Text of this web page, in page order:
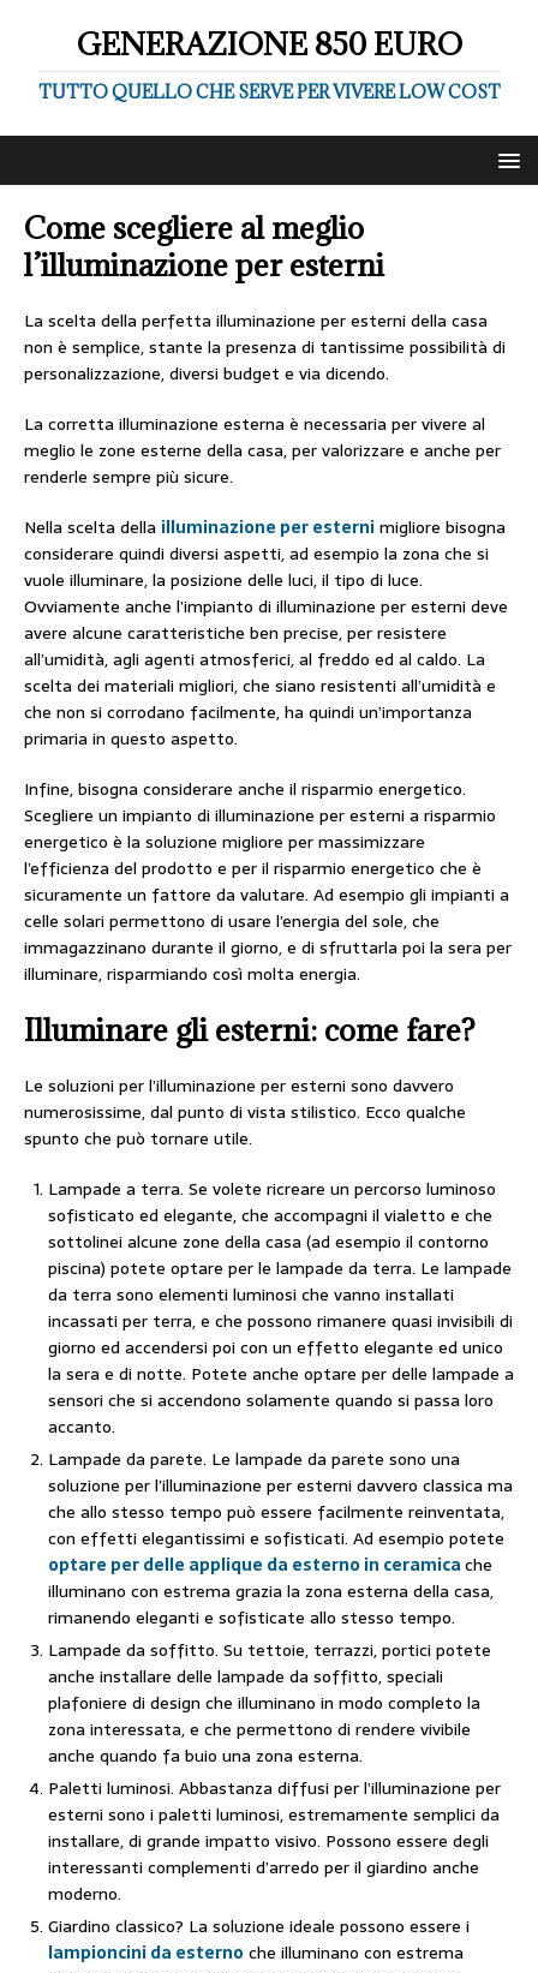
GENERAZIONE 850 EURO
TUTTO QUELLO CHE SERVE PER VIVERE LOW COST
Come scegliere al meglio
l’illuminazione per esterni
La scelta della perfetta illuminazione per esterni della casa
non è semplice, stante la presenza di tantissime possibilità di
personalizzazione, diversi budget e via dicendo.
La corretta illuminazione esterna è necessaria per vivere al
meglio le zone esterne della casa, per valorizzare e anche per
renderle sempre più sicure.
Nella scelta della illuminazione per esternimigliore bisogna
considerare quindi diversi aspetti, ad esempio la zona che si
vuole illuminare, la posizione delle luci, il tipo di luce.
Ovviamente anche l’impianto di illuminazione per esterni deve
avere alcune caratteristiche ben precise, per resistere
all’umidità, agli agenti atmosferici, al freddo ed al caldo. La
scelta dei materiali migliori, che siano resistenti all’umidità e
che non si corrodano facilmente, ha quindi un’importanza
primaria in questo aspetto.
Infine, bisogna considerare anche il risparmio energetico.
Scegliere un impianto di illuminazione per esterni a risparmio
energetico è la soluzione migliore per massimizzare
l’efficienza del prodotto e per il risparmio energetico che è
sicuramente un fattore da valutare. Ad esempio gli impianti a
celle solari permettono di usare l’energia del sole, che
immagazzinano durante il giorno, e di sfruttarla poi la sera per
illuminare, risparmiando così molta energia.
Illuminare gli esterni: come fare?
Le soluzioni per l’illuminazione per esterni sono davvero
numerosissime, dal punto di vista stilistico. Ecco qualche
spunto che può tornare utile.
Lampade a terra. Se volete ricreare un percorso luminoso
sofisticato ed elegante, che accompagni il vialetto e che
sottolinei alcune zone della casa (ad esempio il contorno
piscina) potete optare per le lampade da terra. Le lampade
da terra sono elementi luminosi che vanno installati
incassati per terra, e che possono rimanere quasi invisibili di
giorno ed accendersi poi con un effetto elegante ed unico
la sera e di notte. Potete anche optare per delle lampade a
sensori che si accendono solamente quando si passa loro
accanto.
Lampade da parete. Le lampade da parete sono una
soluzione per l’illuminazione per esterni davvero classica ma
che allo stesso tempo può essere facilmente reinventata,
con effetti elegantissimi e sofisticati. Ad esempio potete
optare per delle applique da esterno in ceramicache
illuminano con estrema grazia la zona esterna della casa,
rimanendo eleganti e sofisticate allo stesso tempo.
Lampade da soffitto. Su tettoie, terrazzi, portici potete
anche installare delle lampade da soffitto, speciali
plafoniere di design che illuminano in modo completo la
zona interessata, e che permettono di rendere vivibile
anche quando fa buio una zona esterna.
Paletti luminosi. Abbastanza diffusi per l’illuminazione per
esterni sono i paletti luminosi, estremamente semplici da
installare, di grande impatto visivo. Possono essere degli
interessanti complementi d’arredo per il giardino anche
moderno.
Giardino classico? La soluzione ideale possono essere i
lampioncini da esterno che illuminano con estrema